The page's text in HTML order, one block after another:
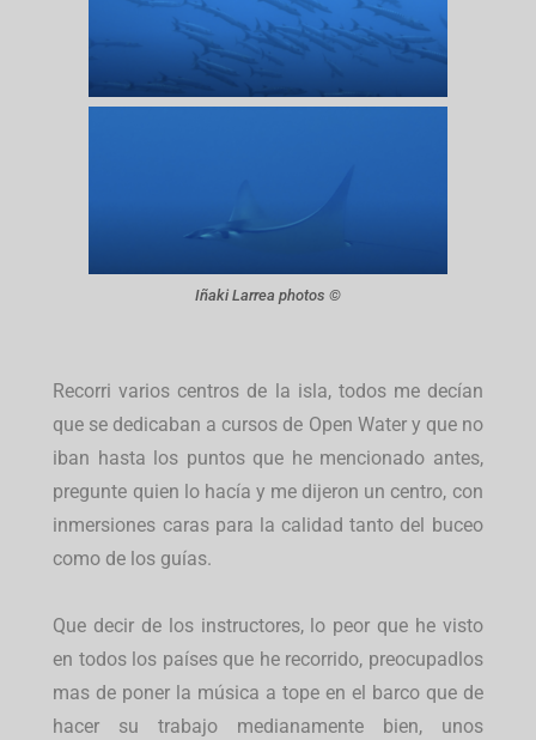
Iñaki Larrea photos ©
Recorri varios centros de la isla, todos me decían
que se dedicaban a cursos de Open Water y que no
iban hasta los puntos que he mencionado antes,
pregunte quien lo hacía y me dijeron un centro, con
inmersiones caras para la calidad tanto del buceo
como de los guías.
Que decir de los instructores, lo peor que he visto
en todos los países que he recorrido, preocupadlos
mas de poner la música a tope en el barco que de
hacer su trabajo medianamente bien, unos